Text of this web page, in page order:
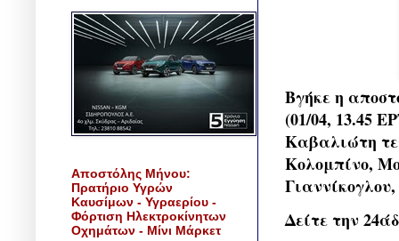
Βγήκε η
(01/04, 13.45
Καβαλιώτη
Κολομπίνο,
Δείτε την
Αποστόλης Μήνου:
Πρατήριο Υγρών
Καυσίμων - Υγραερίου -
Φόρτιση Ηλεκτροκίνητων
Οχημάτων - Μίνι Μάρκετ